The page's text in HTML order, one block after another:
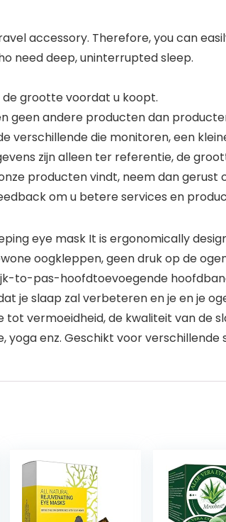
accessory. Therefore, you can
need deep, uninterrupted sleep.
de grootte voordat u koopt.
geen andere producten dan
verschillende die monitoren, een
zijn alleen ter referentie, de
producten vindt, neem dan
om u betere services en
eye mask It is ergonomically
oogkleppen, geen druk op de
to-pas-hoofdtoevoegende
je slaap zal verbeteren en je en je
tot vermoeidheid, de kwaliteit van de
yoga enz. Geschikt voor